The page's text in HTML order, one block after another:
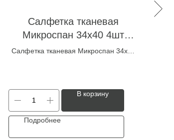
Салфетка тканевая
Микроспан 34х40 4шт
белая
Салфетка тканевая Микроспан 34х40
В корзину
Подробнее